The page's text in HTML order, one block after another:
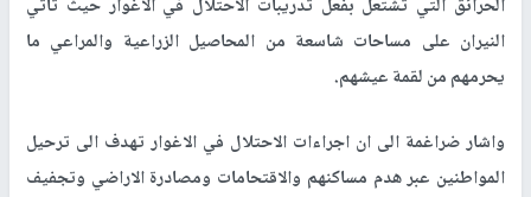
الحرائق التي تشتعل بفعل تدريبات الاحتلال في الاغوار حيث تأتي
النيران على مساحات شاسعة من المحاصيل الزراعية والمراعي ما
يحرمهم من لقمة عيشهم.
واشار ضراغمة الى ان اجراءات الاحتلال في الاغوار تهدف الى ترحيل
المواطنين عبر هدم مساكنهم والاقتحامات ومصادرة الاراضي وتجفيف